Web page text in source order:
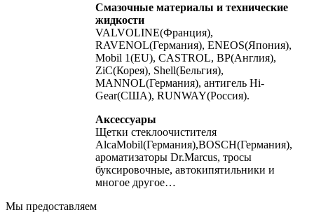
Смазочные материалы и технические
жидкости
VALVOLINE(Франция),
RAVENOL(Германия), ENEOS(Япония),
Mobil 1(EU), CASTROL, BP(Англия),
ZiC(Корея), Shell(Бельгия),
MANNOL(Германия), антигель Hi-
Gear(США), RUNWAY(Россия).
Аксессуары
Щетки стеклоочистителя
AlcaMobil(Германия),BOSCH(Германия),
ароматизаторы Dr.Marcus, тросы
буксировочные, автокипятильники и
многое другое…
Мы предоставляем